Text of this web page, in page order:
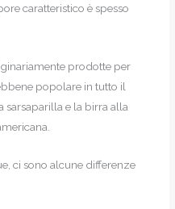
caratteristico è spesso
prodotte per
popolare in tutto il
sarsaparilla e la birra alla
ci sono alcune differenze